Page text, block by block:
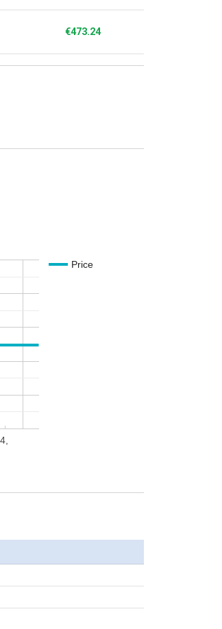
€473.24
Price